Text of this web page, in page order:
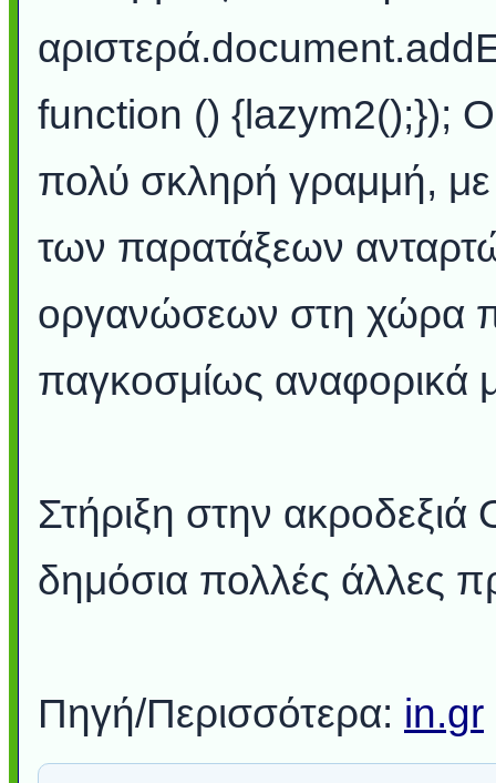
function () {lazym2();}); Ο
πολύ σκληρή γραμμή,
των παρατάξεων
οργανώσεων στη χώρα
παγκοσμίως αναφορικά
Στήριξη στην
δημόσια πολλές άλλες
Πηγή/Περισσότερα: in.gr